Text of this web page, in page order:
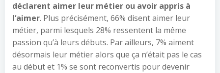
déclarent aimer leur métier ou avoir appris à
l‘aimer. Plus précisément, 66% disent aimer leur
métier, parmi lesquels 28% ressentent la même
passion qu’à leurs débuts. Par ailleurs, 7% aiment
désormais leur métier alors que ça n’était pas le cas
au début et 1% se sont reconvertis pour devenir